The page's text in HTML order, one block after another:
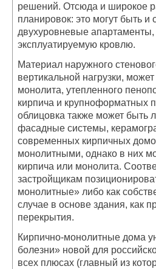
решений. Отсюда и широкое
планировок: это могут быть и
двухуровневые
эксплуатируемую кровлю.
Материал наружного
вертикальной нагрузки,
монолита, утепленного
кирпича и крупноформатных
облицовка также может быть
фасадные системы,
современных кирпичных
монолитными, однако в них
кирпича или монолита.
застройщикам
монолитные» либо как
случае в основе здания, как
перекрытия.
Кирпично-монолитные дома
болезни» новой для
всех плюсах (главный из